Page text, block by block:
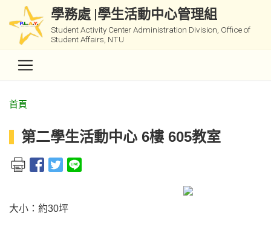
學務處 |學生活動中心管理組
Student Activity Center Administration Division, Office of
Student Affairs, NTU
首頁
第二學生活動中心 6樓 605教室
大小：約30坪